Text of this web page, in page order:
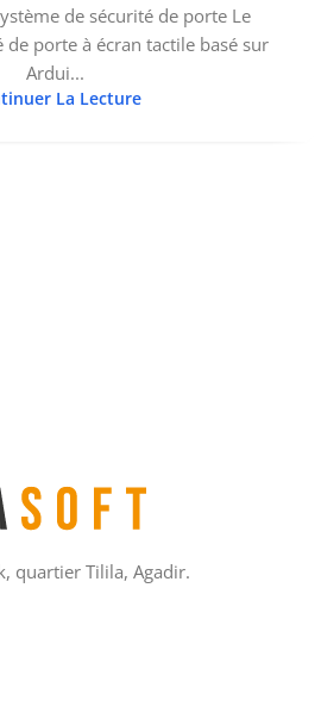
de sécurité de porte Le
de porte à écran tactile basé sur
Ardui...
La Lecture
quartier Tilila, Agadir.